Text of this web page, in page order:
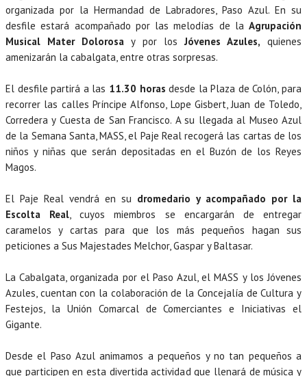
organizada por la Hermandad de Labradores, Paso Azul. En su
desfile estará acompañado por las melodías de la Agrupación
Musical Mater Dolorosa y por losJóvenes Azules, quienes
amenizarán la cabalgata, entre otras sorpresas.
El desfile partirá a las 11.30 horas desde la Plaza de Colón, para
recorrer las calles Príncipe Alfonso, Lope Gisbert, Juan de Toledo,
Corredera y Cuesta de San Francisco. A su llegada al Museo Azul
de la Semana Santa, MASS, el Paje Real recogerá las cartas de los
niños y niñas que serán depositadas en el Buzón de los Reyes
Magos.
El Paje Real vendrá en su dromedario y acompañado por la
Escolta Real, cuyos miembros se encargarán de entregar
caramelos y cartas para que los más pequeños hagan sus
peticiones a Sus Majestades Melchor, Gaspar y Baltasar.
La Cabalgata, organizada por el Paso Azul, el MASS y los Jóvenes
Azules, cuentan con la colaboración de la Concejalía de Cultura y
Festejos, la Unión Comarcal de Comerciantes e Iniciativas el
Gigante.
Desde el Paso Azul animamos a pequeños y no tan pequeños a
que participen en esta divertida actividad que llenará de música y